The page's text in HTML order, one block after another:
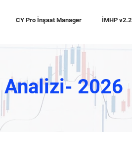
CY Pro İnşaat Manager İMHP v2.2
2026